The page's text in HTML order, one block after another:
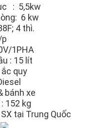
: 5,5kw
6 kw
4 thì.
1PHA
: 15 lít
quy
bánh xe
152 kg
tại Trung Quốc